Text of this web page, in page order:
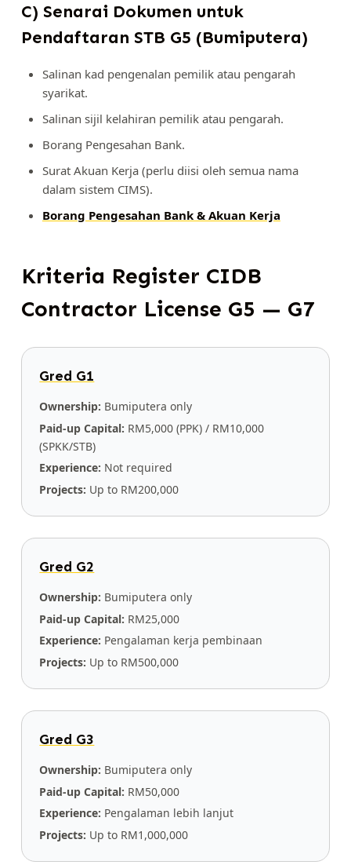
C) Senarai Dokumen untuk
Pendaftaran STB G5 (Bumiputera)
Salinan kad pengenalan pemilik atau pengarah
syarikat.
Salinan sijil kelahiran pemilik atau pengarah.
Borang Pengesahan Bank.
Surat Akuan Kerja (perlu diisi oleh semua nama
dalam sistem CIMS).
Borang Pengesahan Bank & Akuan Kerja
Kriteria Register CIDB
Contractor License G5 — G7
Gred G1
Ownership: Bumiputera only
Paid-up Capital: RM5,000 (PPK) / RM10,000
(SPKK/STB)
Experience: Not required
Projects: Up to RM200,000
Gred G2
Ownership: Bumiputera only
Paid-up Capital: RM25,000
Experience: Pengalaman kerja pembinaan
Projects: Up to RM500,000
Gred G3
Ownership: Bumiputera only
Paid-up Capital: RM50,000
Experience: Pengalaman lebih lanjut
Projects: Up to RM1,000,000